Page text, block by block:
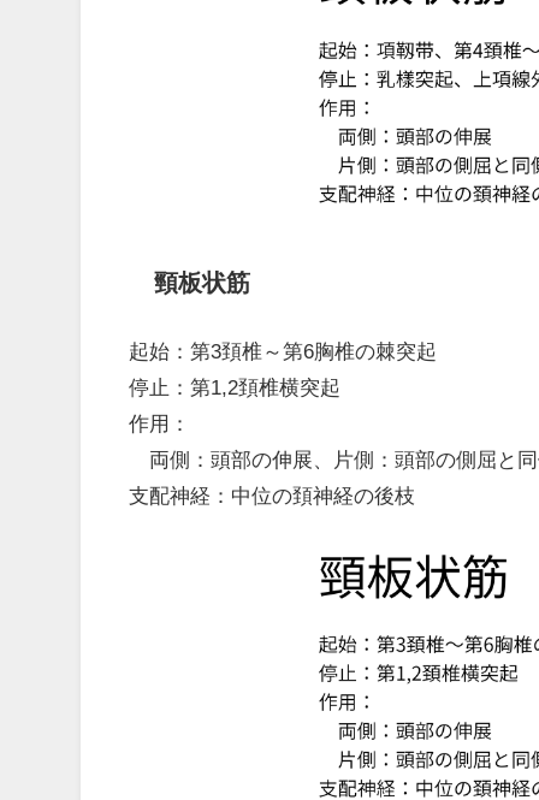
頸板状筋
起始：第3頚椎～第6胸椎の棘突起
停止：第1,2頚椎横突起
作用：
両側：頭部の伸展、片側：頭部の側屈と
支配神経：中位の頚神経の後枝